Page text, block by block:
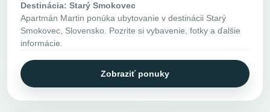
Destinácia: Starý Smokovec
Apartmán Martin ponúka ubytovanie v destinácii Starý
Smokovec, Slovensko. Pozrite si vybavenie, fotky a ďalšie
informácie.
Zobraziť ponuky